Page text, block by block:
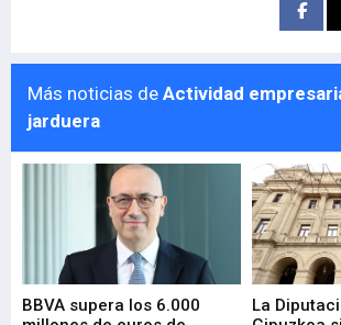
Más noticias de Actividad
jarduera
BBVA supera los 6.000
La